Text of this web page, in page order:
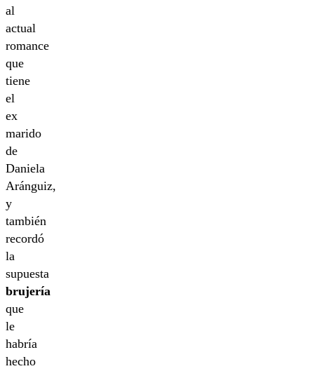
al
actual
romance
que
tiene
el
ex
marido
de
Daniela
Aránguiz,
y
también
recordó
la
supuesta
brujería
que
le
habría
hecho